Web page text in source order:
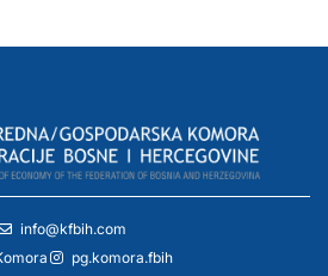
info@kfbih.com
pg.komora.fbih